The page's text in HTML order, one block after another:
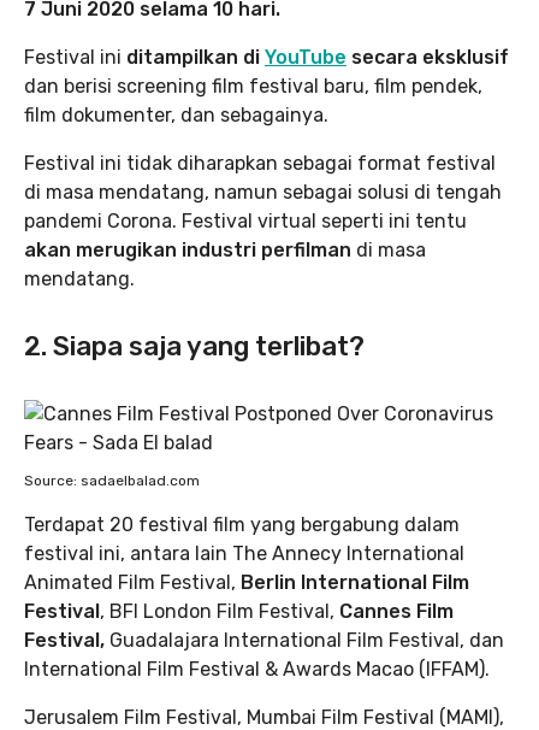
7 Juni 2020 selama 10 hari.
Festival ini ditampilkan di YouTube secara eksklusif
dan berisi screening film festival baru, film pendek,
film dokumenter, dan sebagainya.
Festival ini tidak diharapkan sebagai format festival
di masa mendatang, namun sebagai solusi di tengah
pandemi Corona. Festival virtual seperti ini tentu
akan merugikan industri perfilman di masa
mendatang.
2. Siapa saja yang terlibat?
Source: sadaelbalad.com
Terdapat 20 festival film yang bergabung dalam
festival ini, antara lain The Annecy International
Animated Film Festival, Berlin International Film
Festival, BFI London Film Festival, Cannes Film
Festival, Guadalajara International Film Festival, dan
International Film Festival & Awards Macao (IFFAM).
Jerusalem Film Festival, Mumbai Film Festival (MAMI),